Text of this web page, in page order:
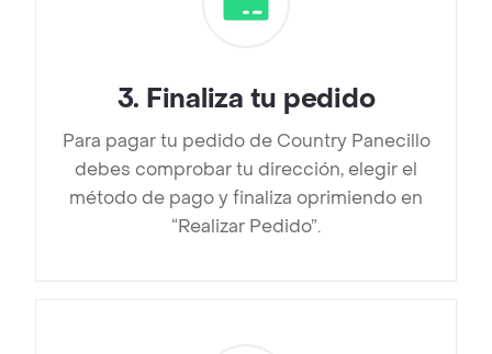
3. Finaliza tu pedido
Para pagar tu pedido de Country Panecillo
debes comprobar tu dirección, elegir el
método de pago y finaliza oprimiendo en
“Realizar Pedido”.